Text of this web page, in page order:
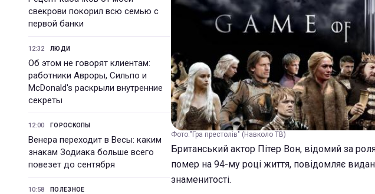
свекрови покорил всю семью с
первой банки
12:32 ЛЮДИ
Об этом не говорят клиентам:
работники Авроры, Сильпо и
McDonald's раскрыли внутренние
секреты
12:00 ГОРОСКОПЫ
Венера переходит в Весы: каким
знакам Зодиака больше всего
повезет до сентября
10:58 ПОЛЕЗНОЕ
Фото:"Гра престолів" (Навколо ТВ)
Британський актор Пітер Вон, відомий за
помер на 94-му році життя, повідомляє
знаменитості.